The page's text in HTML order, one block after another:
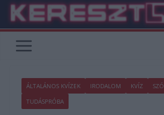
Skip
content
ÁLTALÁNOS KVÍZEK IRODALOM KVÍZ
TUDÁSPRÓBA